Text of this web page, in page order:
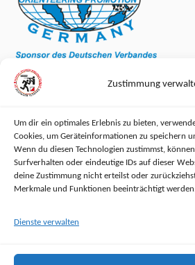
Zustimmung
Um dir ein optimales Erlebnis zu bieten,
Cookies, um Geräteinformationen zu speichern
Wenn du diesen Technologien zustimmst,
Surfverhalten oder eindeutige IDs auf dieser
deine Zustimmung nicht erteilst oder
Merkmale und Funktionen beeinträchtigt
Dienste verwalten
RECHTLICHES
Impressum
Datenschutzerklärung